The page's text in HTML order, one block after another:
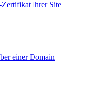
Zertifikat Ihrer Site
einer Domain